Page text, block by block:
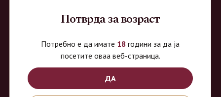
ВиноМаркет
Специјализирана on-line продавница за вино, алкохолни пијалоци и
акцесоари. Нудиме широк избор на различни сорти на вино од
Потврда за возраст
Потребно е да имате 18 години за да ја
посетите оваа веб-страница.
ДА